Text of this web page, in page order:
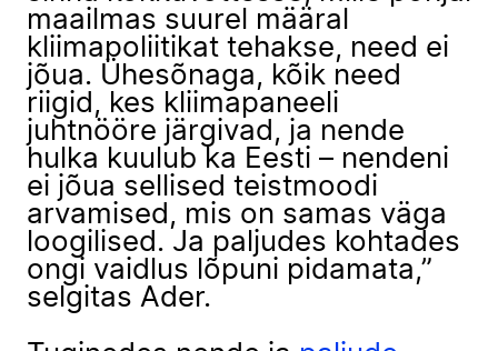
maailmas suurel määral
kliimapoliitikat tehakse, need ei
jõua. Ühesõnaga, kõik need
riigid, kes kliimapaneeli
juhtnööre järgivad, ja nende
hulka kuulub ka Eesti – nendeni
ei jõua sellised teistmoodi
arvamised, mis on samas väga
loogilised. Ja paljudes kohtades
ongi vaidlus lõpuni pidamata,”
selgitas Ader.